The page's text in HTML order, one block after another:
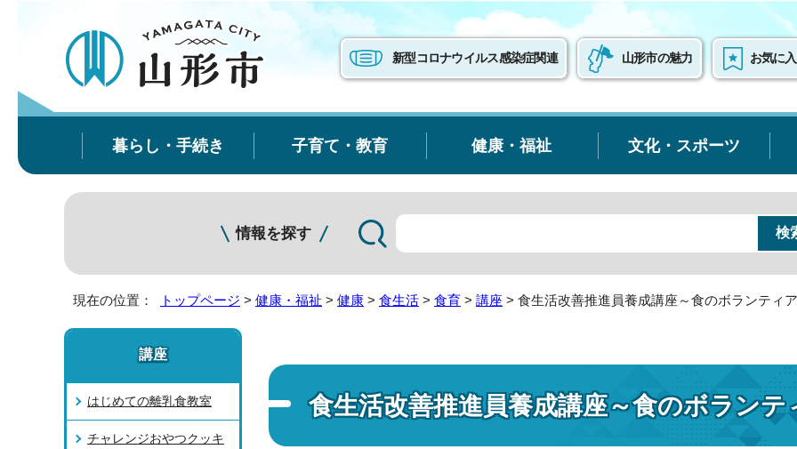
新型コロナウイルス感染症関連 山形市の魅力 お気に
暮らし・手続き 子育て・教育 健康・福祉 文化・スポーツ
情報を探す
現在の位置： トップページ > 健康・福祉 > 健康 > 食生活 > 食育 > 講座 > 食生活改善推進員養成講座～食のボランティ
食生活改善推進員養成講座～食のボラン
講座
はじめての離乳食教室
チャレンジおやつクッキ